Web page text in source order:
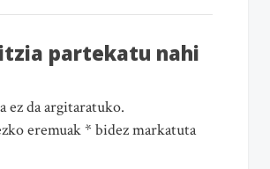
partekatu nahi
ez da argitaratuko.
eremuak * bidez markatuta